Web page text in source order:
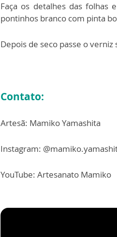
Faça os detalhes das folhas
pontinhos branco com pinta
Depois de seco passe o verniz
Contato:
Artesã: Mamiko Yamashita
Instagram:
YouTube: Artesanato Mamiko